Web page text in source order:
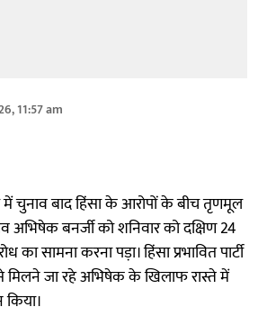
11:57 am
में चुनाव बाद हिंसा के आरोपों के बीच तृणमूल
अभिषेक बनर्जी को शनिवार को दक्षिण 24
का सामना करना पड़ा। हिंसा प्रभावित पार्टी
मिलने जा रहे अभिषेक के खिलाफ रास्ते में
किया।